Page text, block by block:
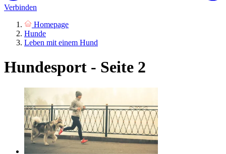
Verbinden
Homepage
Hunde
Leben mit einem Hund
Hundesport - Seite 2